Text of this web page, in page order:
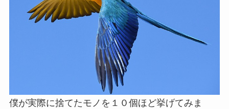
僕が実際に捨てたモノを１０個ほど挙げてみま